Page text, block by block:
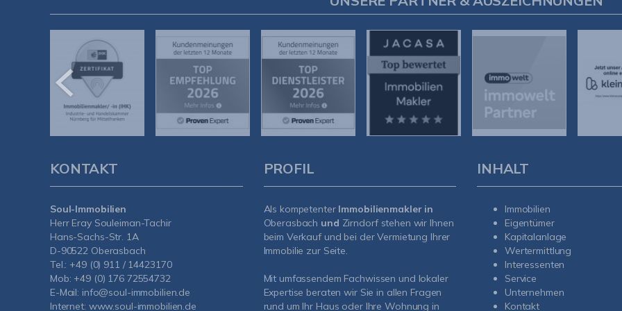
KONTAKT
Soul-Immobilien
Herr Eray Souleiman-Tachir
Hans-Sachs-Str. 1A
D-90522 Oberasbach
Tel.: +49 (0) 911 / 14423170
Mob: +49 (0) 176 72554732
E-Mail: info@soul-immobilien.de
Internet: www.soul-immobilien.de
PROFIL
Als kompetenter Immobilienmakler in
Oberasbach und Zirndorf stehen wir Ihnen
beim Verkauf und bei der Vermietung Ihrer
Immobilie zur Seite.
Mit umfassendem Fachwissen und lokaler
Expertise beraten wir Sie in allen Fragen
rund um Ihr Haus oder Ihre Wohnung in
INHALT
Immobilien
Eigentümer
Kapitalanlage
Wertermittlung
Interessenten
Service
Unternehmen
Kontakt